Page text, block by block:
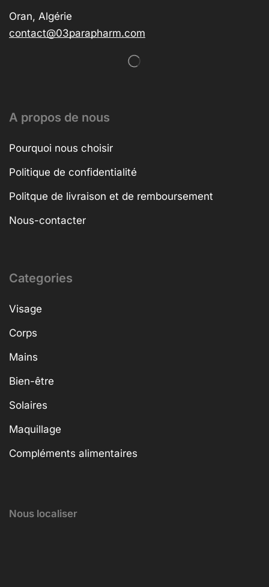
Oran, Algérie
contact@03parapharm.com
A propos de nous
Pourquoi nous choisir
Politique de confidentialité
Politque de livraison et de remboursement
Nous-contacter
Categories
Visage
Corps
Mains
Bien-être
Solaires
Maquillage
Compléments alimentaires
Nous localiser